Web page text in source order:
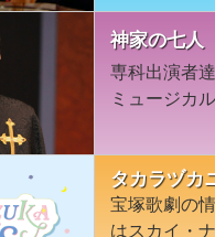
神家の七人
専科出演者
ミュージカ
タカラヅカ
宝塚歌劇の
はスカイ・